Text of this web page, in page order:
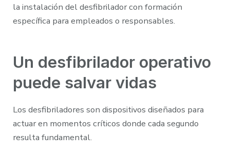
la instalación del desfibrilador con formación
específica para empleados o responsables.
Un desfibrilador operativo
puede salvar vidas
Los desfibriladores son dispositivos diseñados para
actuar en momentos críticos donde cada segundo
resulta fundamental.